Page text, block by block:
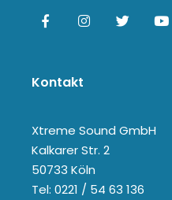
Kontakt
Xtreme Sound GmbH
Kalkarer Str. 2
50733 Köln
Tel: 0221 / 54 63 136